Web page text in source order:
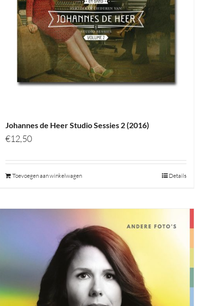
Johannes de Heer Studio Sessies 2 (2016)
€12,50
Toevoegen aan winkelwagen Details